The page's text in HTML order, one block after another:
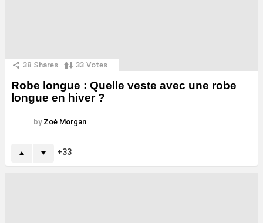
38 Shares 33 Votes
Robe longue : Quelle veste avec une robe
longue en hiver ?
by Zoé Morgan
33